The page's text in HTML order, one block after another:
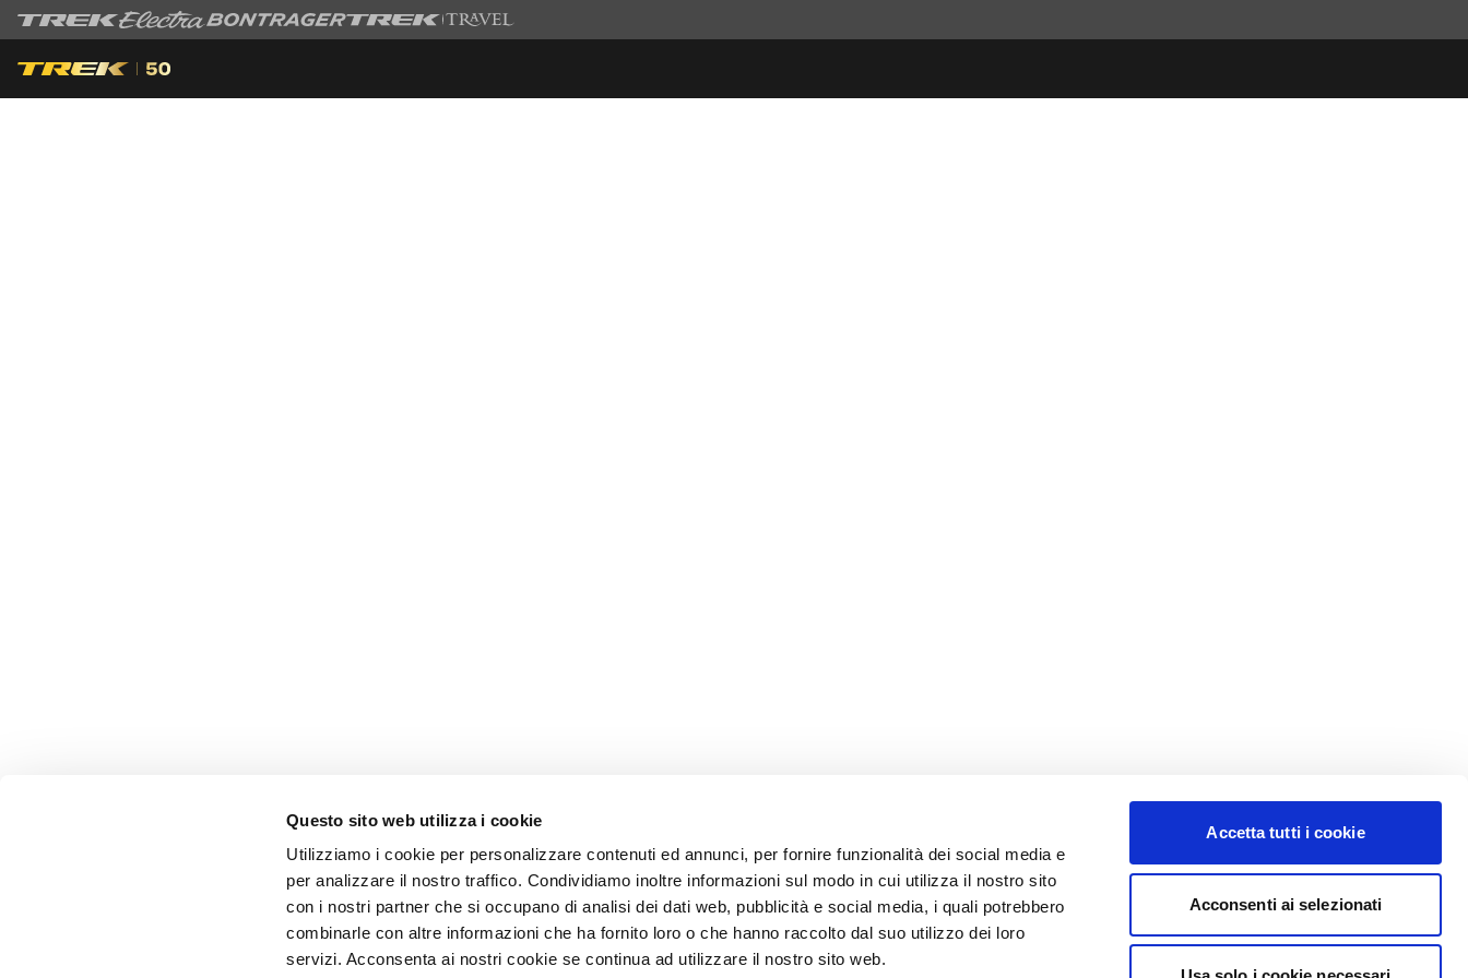
Questo sito web utilizza i cookie
Utilizziamo i cookie per personalizzare contenuti ed annunci, per fornire funzionalità dei social media e
per analizzare il nostro traffico. Condividiamo inoltre informazioni sul modo in cui utilizza il nostro sito
con i nostri partner che si occupano di analisi dei dati web, pubblicità e social media, i quali potrebbero
combinarle con altre informazioni che ha fornito loro o che hanno raccolto dal suo utilizzo dei loro
servizi. Acconsenta ai nostri cookie se continua ad utilizzare il nostro sito web.
Accetta tutti i cookie
Acconsenti ai selezionati